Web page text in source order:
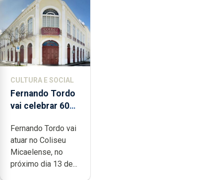
CULTURA E SOCIAL
Fernando Tordo
vai celebrar 60
no Coliseu
Micaelense
Fernando Tordo vai
atuar no Coliseu
Micaelense, no
próximo dia 13 de...